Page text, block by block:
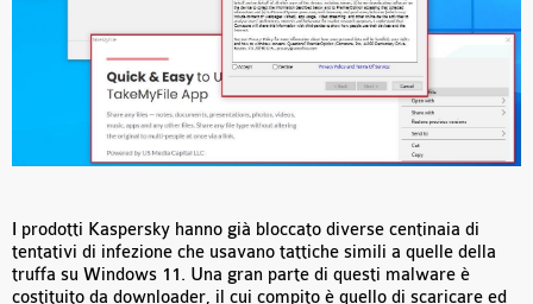
I prodotti Kaspersky hanno già bloccato diverse centinaia di
tentativi di infezione che usavano tattiche simili a quelle della
truffa su Windows 11. Una gran parte di questi malware è
costituito da downloader, il cui compito è quello di scaricare ed